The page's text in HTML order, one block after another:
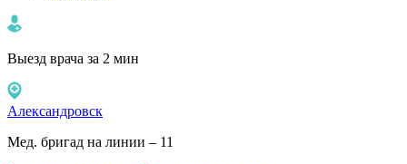
Выезд врача за 2 мин
Александровск
Мед. бригад на линии – 11